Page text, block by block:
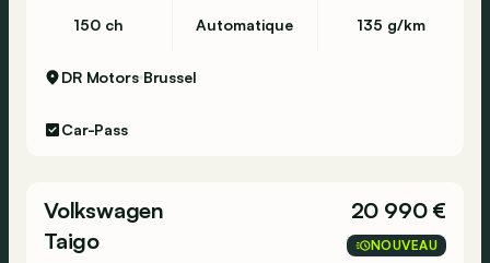
150 ch Automatique 135 g/km
DR Motors Brussel
Car-Pass
Volkswagen
Taigo
20 990 €
NOUVEAU